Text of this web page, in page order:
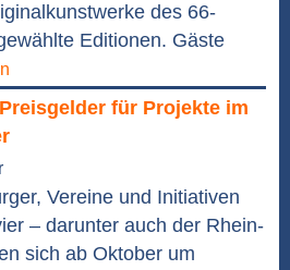
des 66-
Editionen. Gäste
für Projekte im
Vereine und Initiativen
– darunter auch der Rhein-
sich ab Oktober um